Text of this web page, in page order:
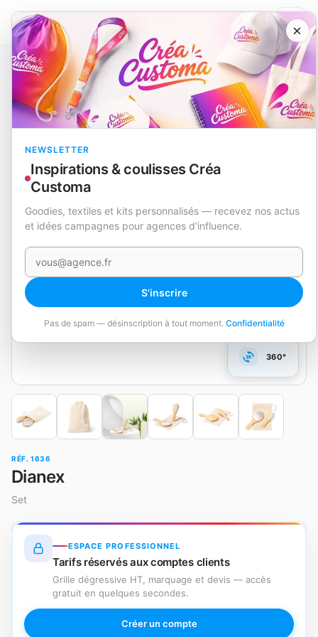
×
NEWSLETTER
Inspirations & coulisses Créa
Customa
Goodies, textiles et kits personnalisés — recevez nos actus
et idées campagnes pour agences d'influence.
Votre e-mail
S'inscrire
Pas de spam — désinscription à tout moment. Confidentialité
Catalogue Soins personnels Set Dianex
EN STOCK
360°
RÉF. 1636
Dianex
Set
ESPACE PROFESSIONNEL
Tarifs réservés aux comptes clients
Grille dégressive HT, marquage et devis — accès
gratuit en quelques secondes.
Créer un compte